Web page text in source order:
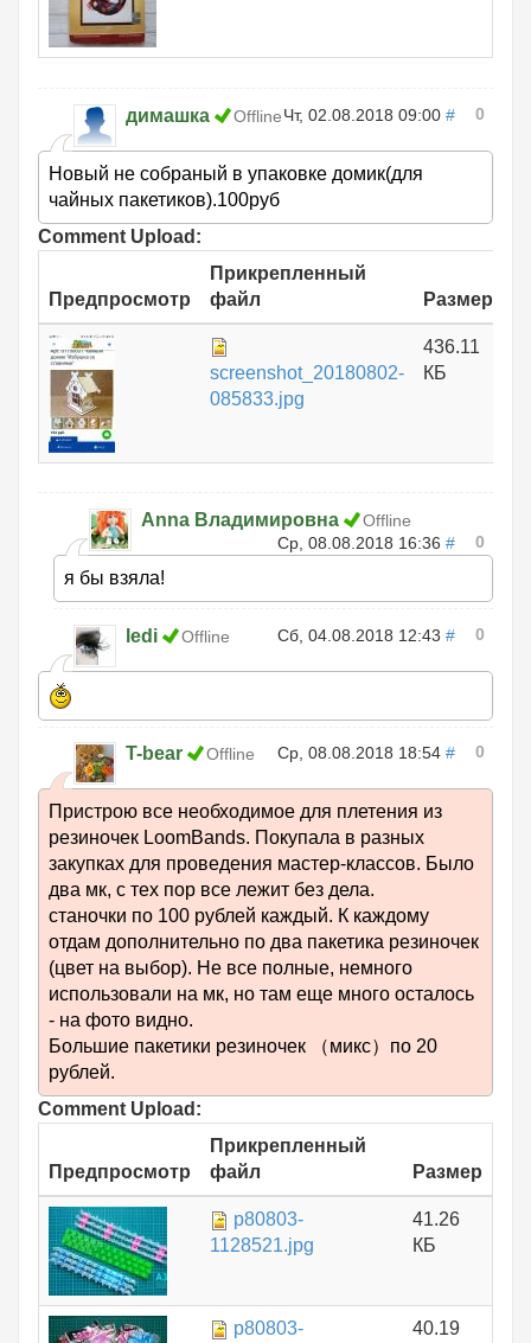
димашка Offline Чт, 02.08.2018 09:00 # 0
Новый не собраный в упаковке домик(для
чайных пакетиков).100руб
Comment Upload:
Предпросмотр
Прикрепленный
файл
Размер
screenshot_20180802-
085833.jpg
436.11
КБ
Anna Владимировна
Offline
Ср, 08.08.2018 16:36 # 0
я бы взяла!
ledi Offline Сб, 04.08.2018 12:43 # 0
T-bear Offline Ср, 08.08.2018 18:54 # 0
Пристрою все необходимое для плетения из
резиночек LoomBands. Покупала в разных
закупках для проведения мастер-классов. Было
два мк, с тех пор все лежит без дела.
станочки по 100 рублей каждый. К каждому
отдам дополнительно по два пакетика резиночек
(цвет на выбор). Не все полные, немного
использовали на мк, но там еще много осталось
- на фото видно.
Большие пакетики резиночек （микс）по 20
рублей.
Comment Upload:
Предпросмотр
Прикрепленный
файл
Размер
p80803-
1128521.jpg
41.26
КБ
p80803-
40.19